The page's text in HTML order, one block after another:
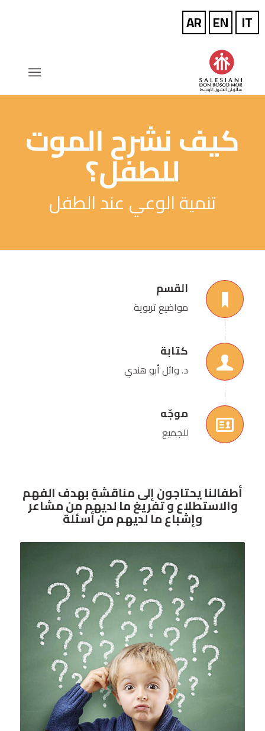
كيف نشرح الموت
للطفل؟
تنمية الوعي عند الطفل
القسم
مواضيع تربوية
كتابة
د. وائل أبو هندي
موجّه
للجميع
أطفالنا يحتاجون إلى مناقشةٍ بهدف الفهم
والاستطلاع و تفريغ ما لديهم من مشاعر
وإشباع ما لديهم من أسئلة